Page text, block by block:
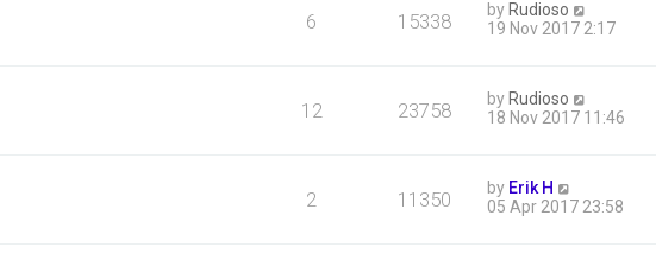
6 15338 by Rudioso
19 Nov 2017 2:17
12 23758 by Rudioso
18 Nov 2017 11:46
2 11350 by Erik H
05 Apr 2017 23:58